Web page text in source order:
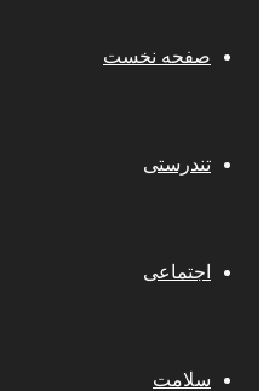
صفحه نخست
تندرستی
اجتماعی
سلامت